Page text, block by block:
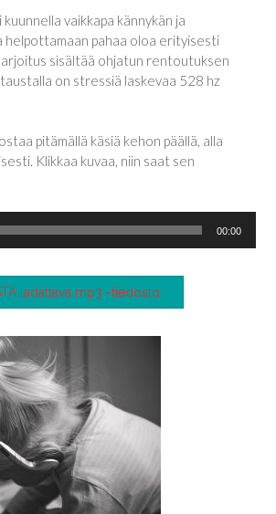
vaikkapa kännykän ja
helpottamaan pahaa oloa erityisesti
sisältää ohjatun rentoutuksen
on stressiä laskevaa 528 hz
pitämällä käsiä kehon päällä, alla
Klikkaa kuvaa, niin saat sen
00:00
ladattava mp3 -tiedosto